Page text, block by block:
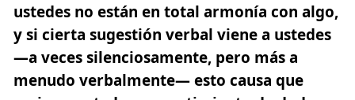
ustedes no están en total armonía con algo,
y si cierta sugestión verbal viene a ustedes
—a veces silenciosamente, pero más a
menudo verbalmente— esto causa que